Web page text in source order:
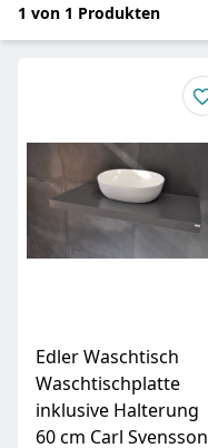
1 von 1 Produkten
Edler Waschtisch
Waschtischplatte
inklusive Halterung
60 cm Carl Svensson